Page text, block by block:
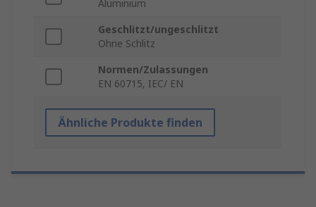
Aluminium
Geschlitzt/ungeschlitzt
Ohne Schlitz
Normen/Zulassungen
EN 60715, IEC/ EN
Ähnliche Produkte finden